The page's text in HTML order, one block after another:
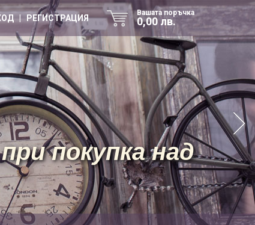
Вашата поръчка
0,00 лв.
| РЕГИСТРАЦИЯ
покупка над